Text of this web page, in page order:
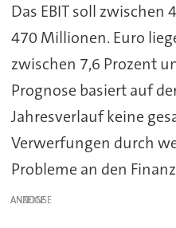
Das EBIT soll
470 Millionen. Euro
zwischen 7,6 Prozent
Prognose basiert auf
Jahresverlauf keine
Verwerfungen durch
Probleme an den
ANZEIGE